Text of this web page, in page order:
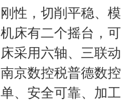
刚性，切削平稳、
机床有二个摇台，
床采用六轴、三联
南京数控税普德数
单、安全可靠、加